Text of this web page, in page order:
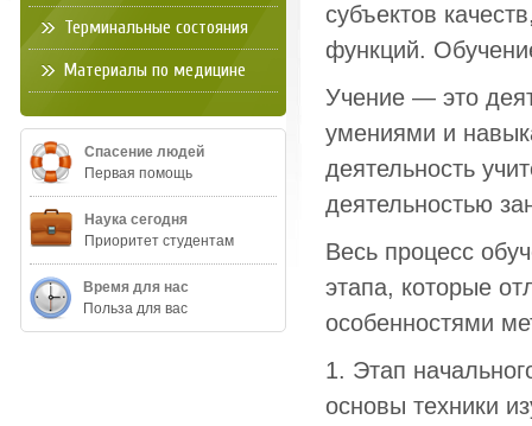
субъектов
функций.
Учение — это
умениями и
деятельность
деятельностью
Весь процесс
этапа, которые
особенностями
1. Этап
основы техники
Терминальные состояния
Материалы по медицине
Спасение людей
Первая помощь
Наука сегодня
Приоритет студентам
Время для нас
Польза для вас